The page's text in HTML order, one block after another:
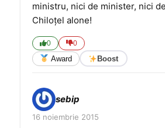
ministru, nici de minister, nici
Chiloțel alone!
0 0
Award Boost
sebip
16 noiembrie 2015